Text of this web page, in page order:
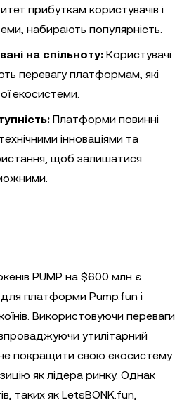
прибуткам користувачів і
набирають популярність.
на спільноту: Користувачі
перевагу платформам, які
екосистеми.
Платформи повинні
інноваціями та
щоб залишатися
PUMP на $600 млн є
платформи Pump.fun і
Використовуючи переваги
утилітарний
покращити свою екосистему
як лідера ринку. Однак
таких як LetsBONK.fun,